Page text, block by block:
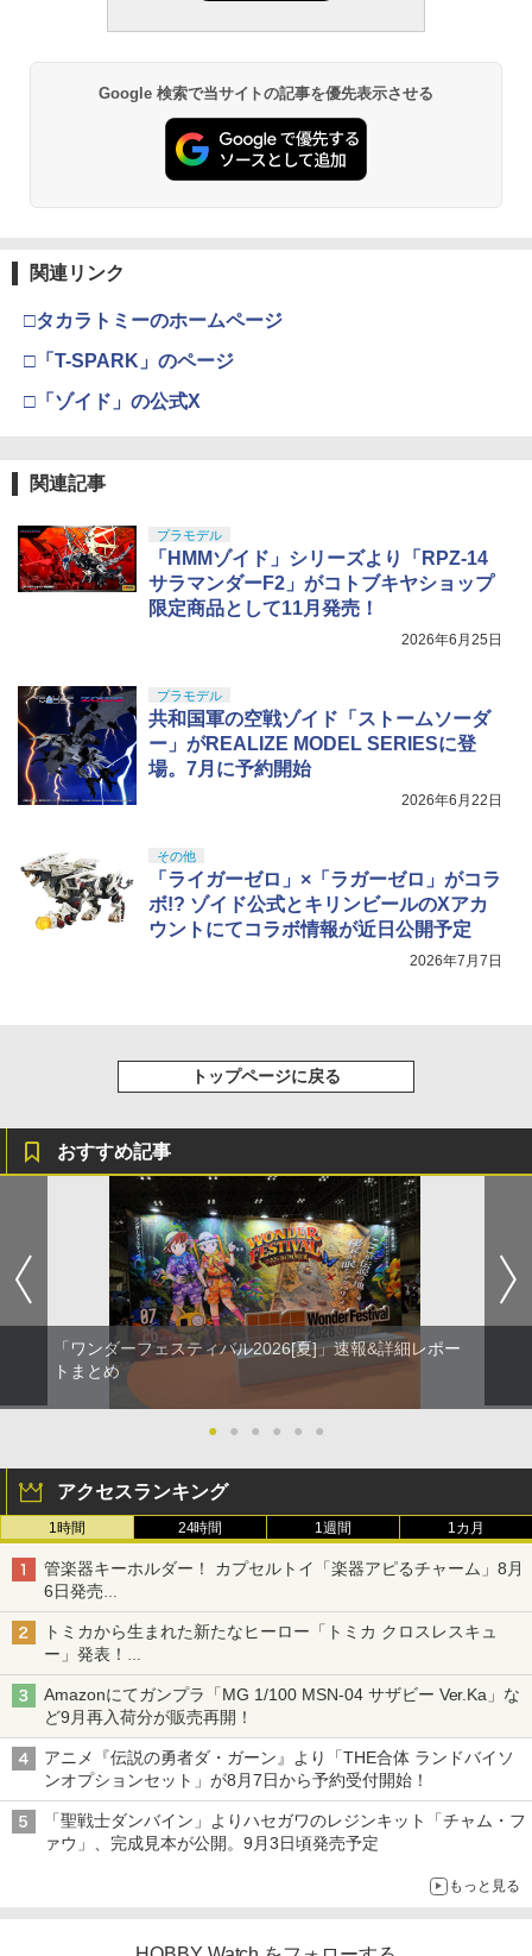
Google 検索で当サイトの記事を優先表示させる
関連リンク
□タカラトミーのホームページ
□「T-SPARK」のページ
□「ゾイド」の公式X
関連記事
プラモデル
「HMMゾイド」シリーズより「RPZ-14
サラマンダーF2」がコトブキヤショップ
限定商品として11月発売！
2026年6月25日
プラモデル
共和国軍の空戦ゾイド「ストームソーダ
ー」がREALIZE MODEL SERIESに登
場。7月に予約開始
2026年6月22日
その他
「ライガーゼロ」×「ラガーゼロ」がコラ
ボ!? ゾイド公式とキリンビールのXアカ
ウントにてコラボ情報が近日公開予定
2026年7月7日
トップページに戻る
おすすめ記事
「ワンダーフェスティバル2026[夏]」速報&詳細レポー
トまとめ
● ● ● ● ● ●
アクセスランキング
1時間 24時間 1週間 1カ月
管楽器キーホルダー！ カプセルトイ「楽器アピるチャーム」8月
6日発売
チューバ、テナサクなど5種各3色
トミカから生まれた新たなヒーロー「トミカ クロスレスキュ
ー」発表！
詳細は後日公開予定
Amazonにてガンプラ「MG 1/100 MSN-04 サザビー Ver.Ka」な
ど9月再入荷分が販売再開！
アニメ『伝説の勇者ダ・ガーン』より「THE合体 ランドバイソ
ンオプションセット」が8月7日から予約受付開始！
「聖戦士ダンバイン」よりハセガワのレジンキット「チャム・フ
ァウ」、完成見本が公開。9月3日頃発売予定
もっと見る